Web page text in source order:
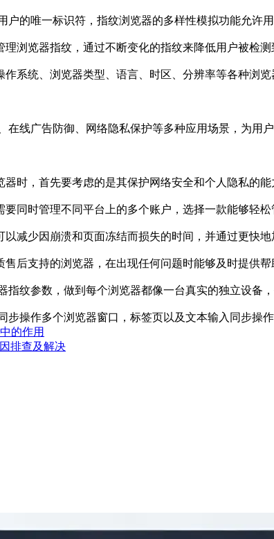
唯一标识符，指纹浏览器的多样性模拟功能允许用
览器指纹，通过不断变化的指纹来降低用户被检测
统、浏览器类型、语言、时区、分辨率等各种浏览
线广告防御、网络隐私保护等多种应用场景，为用户
，首先要考虑的是其保护网络安全和个人隐私的能
时管理不同平台上的多个账户，选择一款能够轻松
少因崩溃和页面冻结而损失的时间，并通过更快地
支持的浏览器，在出现任何问题时能够及时提供帮
指纹参数，做到每个浏览器都像一台真实的独立设备
作多个浏览器窗口，标签页以及文本输入同步操作
的作用
排查及解决